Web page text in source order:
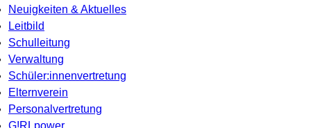
Neuigkeiten & Aktuelles
Leitbild
Schulleitung
Verwaltung
Schüler:innenvertretung
Elternverein
Personalvertretung
G!RLpower